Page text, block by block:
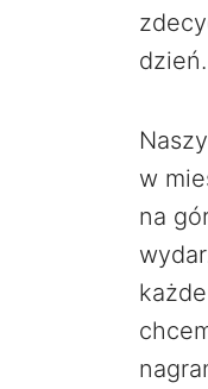
dzień.
w
na